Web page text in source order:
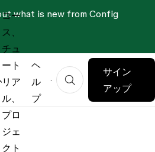
what is new from Config
コー
ス、
チュ
ート
リア
ル、
プロ
ジェ
クト
ヘ
ル
プ
サイン
アップ